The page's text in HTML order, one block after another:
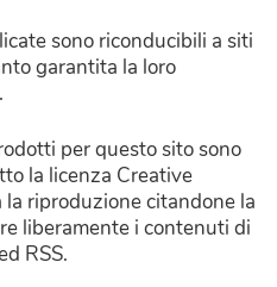
sono riconducibili a siti
garantita la loro
per questo sito sono
la licenza Creative
riproduzione citandone la
liberamente i contenuti di
RSS.